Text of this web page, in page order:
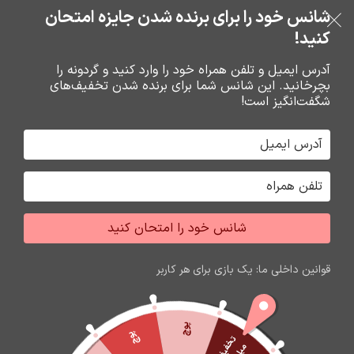
خرید قسطی با ترب‌پی
عبور به ناوبری
رفتن به محتوای اصلی
0 ریال
محصولات برچسب خورده “گلس گوشی شیائومی poco x4pro 5g”
جشواره فروش محصولات اپل
برای تغییر این متن بر روی دکمه ویرایش کلیک کنید. لورم
ایپسوم متن ساختگی با تولید سادگی نامفهوم از صنعت چاپ
60
روز
16
ساعت
50
دقیقه
44
ثانیه
فروشگاه نوین تراشه گنجی
پوچ
پوچ
شانس خود را برای برنده شدن جایزه امتحان
کنید!
آدرس ایمیل و تلفن همراه خود را وارد کنید و گردونه را
بچرخانید. این شانس شما برای برنده شدن تخفیف‌های
شگفت‌انگیز است!
شانس خود را امتحان کنید
قوانین داخلی ما: یک بازی برای هر کاربر